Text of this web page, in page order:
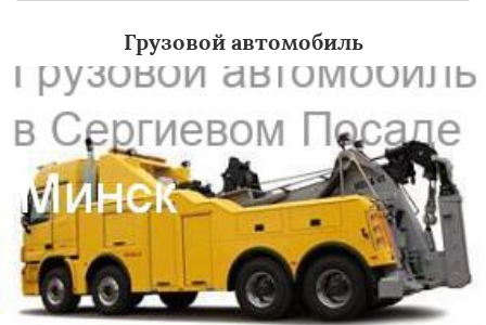
Талдом Фрязино Химки
Хотьково Черноголовка Чехов Шатура
Щелково Электрогорск
Электросталь
Электроугли
Белоомут
Бобров Богородское
Большие Вяземы Быково Вербилки
Восход Деденево Жилево
Загорянский
Запрудная Заречье Зеленоградск
Измайлово Икша Ильинский Красково
Лесной
Лесной Городок
Лопатино
Лотошино Малаховка Менделеевск
Грузовой автомобиль
Даю согласие на обработку персональных данных